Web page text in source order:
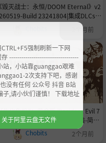
毁灭战士：永恒/DOOM Eternal》v2
Build 23241804|集成DLCs官
中免安装-简中|容量90GB
2个月前
生化危机7：黄金版/Resident Evil 7
Biohazard》v1.0.0.7-官中免安装-简中|
键鼠.手柄|赠多项修改器|容量67.3G
B
Chobits 2个月前
强制刷新一下网
----------------------------------
站，小站靠guanggao艰难
2次支持下吧，感谢
没有任何 公众号 抖音 B站
,请小伙们谨慎！ 下载地址
关于阿里云盘无文件